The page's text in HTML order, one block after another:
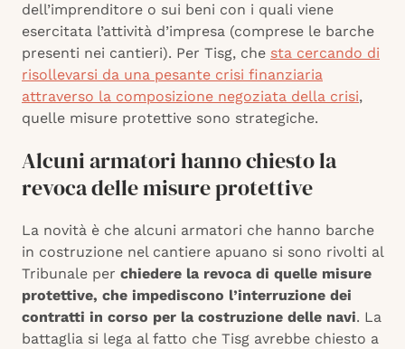
dell’imprenditore o sui beni con i quali viene
esercitata l’attività d’impresa (comprese le barche
presenti nei cantieri). Per Tisg, che sta cercando di
risollevarsi da una pesante crisi finanziaria
attraverso la composizione negoziata della crisi,
quelle misure protettive sono strategiche.
Alcuni armatori hanno chiesto la
revoca delle misure protettive
La novità è che alcuni armatori che hanno barche
in costruzione nel cantiere apuano si sono rivolti al
Tribunale per chiedere la revoca di quelle misure
protettive, che impediscono l’interruzione dei
contratti in corso per la costruzione delle navi. La
battaglia si lega al fatto che Tisg avrebbe chiesto a